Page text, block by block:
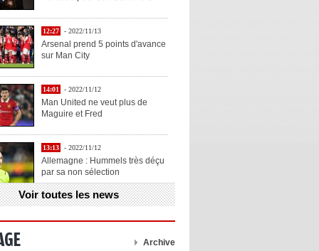
12:27 - 2022/11/13
Arsenal prend 5 points d'avance
sur Man City
14:01 - 2022/11/12
Man United ne veut plus de
Maguire et Fred
13:13 - 2022/11/12
Allemagne : Hummels très déçu
par sa non sélection
13:11 - 2022/11/12
Henry explique la chose qu'il
Voir toutes les news
Archive